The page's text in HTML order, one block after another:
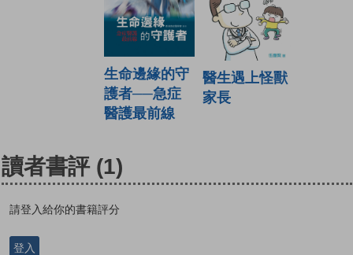
生命邊緣的守
護者──急症
醫護最前線
醫生遇上怪獸
家長
讀者書評 (1)
請登入給你的書籍評分
登入